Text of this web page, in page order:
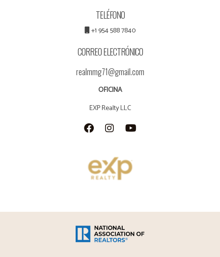
TELÉFONO
+1 954 588 7840
CORREO ELECTRÓNICO
realmmg71@gmail.com
OFICINA
EXP Realty LLC